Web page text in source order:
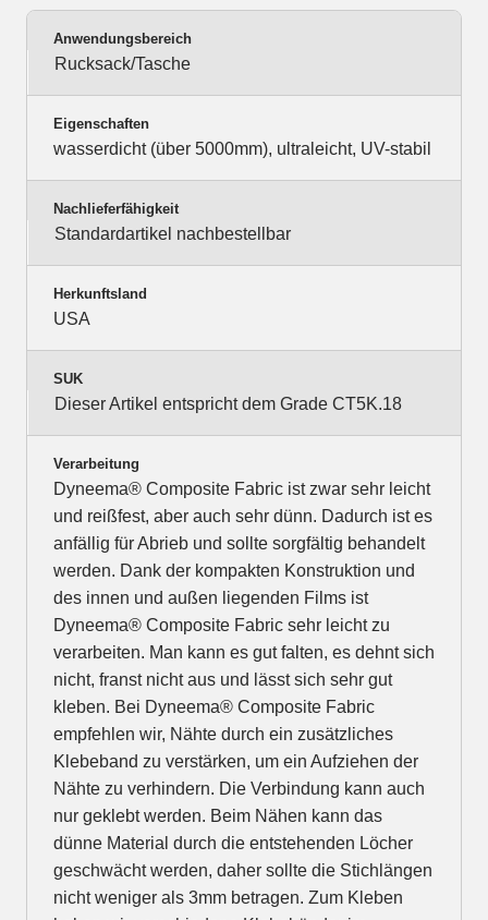
Anwendungsbereich
Rucksack/Tasche
Eigenschaften
wasserdicht (über 5000mm), ultraleicht, UV-stabil
Nachlieferfähigkeit
Standardartikel nachbestellbar
Herkunftsland
USA
SUK
Dieser Artikel entspricht dem Grade CT5K.18
Verarbeitung
Dyneema® Composite Fabric ist zwar sehr leicht
und reißfest, aber auch sehr dünn. Dadurch ist es
anfällig für Abrieb und sollte sorgfältig behandelt
werden. Dank der kompakten Konstruktion und
des innen und außen liegenden Films ist
Dyneema® Composite Fabric sehr leicht zu
verarbeiten. Man kann es gut falten, es dehnt sich
nicht, franst nicht aus und lässt sich sehr gut
kleben. Bei Dyneema® Composite Fabric
empfehlen wir, Nähte durch ein zusätzliches
Klebeband zu verstärken, um ein Aufziehen der
Nähte zu verhindern. Die Verbindung kann auch
nur geklebt werden. Beim Nähen kann das
dünne Material durch die entstehenden Löcher
geschwächt werden, daher sollte die Stichlängen
nicht weniger als 3mm betragen. Zum Kleben